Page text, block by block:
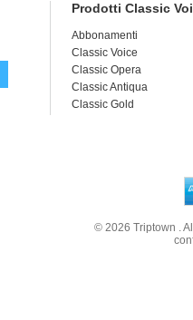
Prodotti Classic
Abbonamenti
Classic Voice
Classic Opera
Classic Antiqua
Classic Gold
© 2026Triptown .